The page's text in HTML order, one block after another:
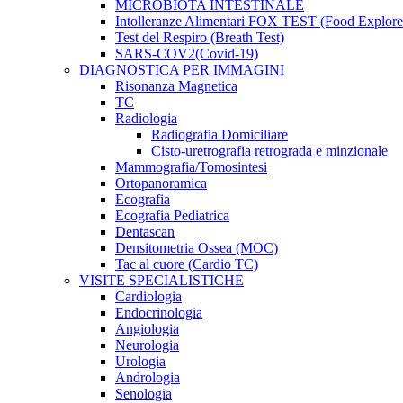
MICROBIOTA INTESTINALE
Intolleranze Alimentari FOX TEST (Food
Test del Respiro (Breath Test)
SARS-COV2(Covid-19)
DIAGNOSTICA PER IMMAGINI
Risonanza Magnetica
TC
Radiologia
Radiografia Domiciliare
Cisto-uretrografia retrograda e minzionale
Mammografia/Tomosintesi
Ortopanoramica
Ecografia
Ecografia Pediatrica
Dentascan
Densitometria Ossea (MOC)
Tac al cuore (Cardio TC)
VISITE SPECIALISTICHE
Cardiologia
Endocrinologia
Angiologia
Neurologia
Urologia
Andrologia
Senologia